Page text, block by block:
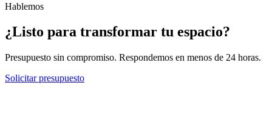
Hablemos
¿Listo para transformar tu espacio?
Presupuesto sin compromiso. Respondemos en menos de 24 horas.
Solicitar presupuesto